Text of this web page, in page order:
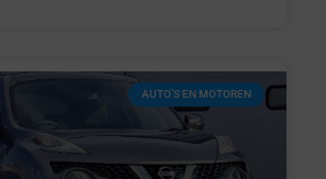
AUTO’S EN MOTOREN